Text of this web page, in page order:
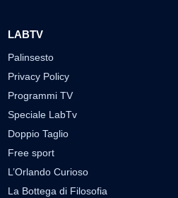
LABTV
Palinsesto
Privacy Policy
Programmi TV
Speciale LabTv
Doppio Taglio
Free sport
L’Orlando Curioso
La Bottega di Filosofia